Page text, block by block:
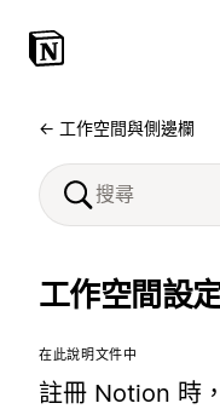
← 工作空間與側邊欄
工作空間設
在此說明文件中
註冊 Notion 時